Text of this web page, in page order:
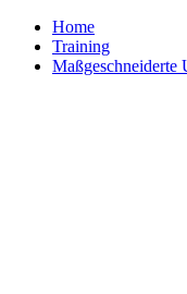
Home
Training
Maßgeschneiderte